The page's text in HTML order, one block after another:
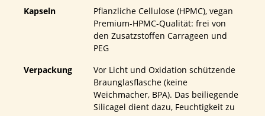
Kapseln
Pflanzliche Cellulose (HPMC), vegan
Premium-HPMC-Qualität: frei von
den Zusatzstoffen Carrageen und
PEG
Verpackung
Vor Licht und Oxidation schützende
Braunglasflasche (keine
Weichmacher, BPA). Das beiliegende
Silicagel dient dazu, Feuchtigkeit zu